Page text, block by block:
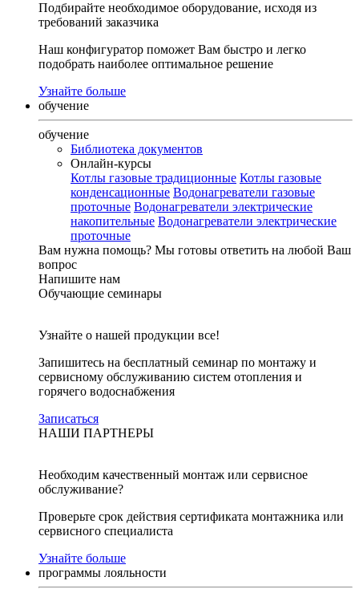
Подбирайте необходимое оборудование, исходя из
требований заказчика
Наш конфигуратор поможет Вам быстро и легко
подобрать наиболее оптимальное решение
Узнайте больше
обучение
обучение
Библиотека документов
Онлайн-курсы
Котлы газовые традиционные Котлы газовые
конденсационные Водонагреватели газовые
проточные Водонагреватели электрические
накопительные Водонагреватели электрические
проточные
Вам нужна помощь? Мы готовы ответить на любой Ваш
вопрос
Напишите нам
Обучающие семинары
Узнайте о нашей продукции все!
Запишитесь на бесплатный семинар по монтажу и
сервисному обслуживанию систем отопления и
горячего водоснабжения
Записаться
НАШИ ПАРТНЕРЫ
Необходим качественный монтаж или сервисное
обслуживание?
Проверьте срок действия сертификата монтажника или
сервисного специалиста
Узнайте больше
программы лояльности